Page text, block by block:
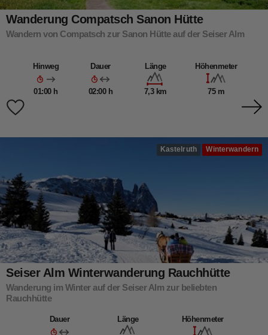
Wanderung Compatsch Sanon Hütte
Wandern von Compatsch zur Sanon Hütte auf der Seiser Alm
Hinweg
01:00 h
Dauer
02:00 h
Länge
7,3 km
Höhenmeter
75 m
Kastelruth Winterwandern
Seiser Alm Winterwanderung Rauchhütte
Wanderung im Winter auf der Seiser Alm zur beliebten
Rauchhütte
Dauer Länge Höhenmeter